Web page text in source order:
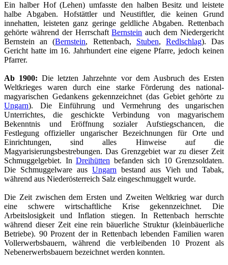
Ein halber Hof (Lehen) umfasste den halben Besitz und leistete
halbe Abgaben. Hofstättler und Neustiftler, die keinen Grund
innehatten, leisteten ganz geringe geldliche Abgaben. Rettenbach
gehörte während der HerrschaftBernstein auch dem Niedergericht
Bernstein an (Bernstein, Rettenbach, Stuben, Redlschlag). Das
Gericht hatte im 16. Jahrhundert eine eigene Pfarre, jedoch keinen
Pfarrer.
Ab 1900: Die letzten Jahrzehnte vor dem Ausbruch des Ersten
Weltkrieges waren durch eine starke Förderung des national-
magyarischen Gedankens gekennzeichnet (das Gebiet gehörte zu
Ungarn). Die Einführung und Vermehrung des ungarischen
Unterrichtes, die geschickte Verbindung von magyarischem
Bekenntnis und Eröffnung sozialer Aufstiegschancen, die
Festlegung offizieller ungarischer Bezeichnungen für Orte und
Einrichtungen, sind alles Hinweise auf die
Magyarisierungsbestrebungen. Das Grenzgebiet war zu dieser Zeit
Schmuggelgebiet. In Dreihütten befanden sich 10 Grenzsoldaten.
Die Schmuggelware aus Ungarn bestand aus Vieh und Tabak,
während aus Niederösterreich Salz eingeschmuggelt wurde.
Die Zeit zwischen dem Ersten und Zweiten Weltkrieg war durch
eine schwere wirtschaftliche Krise gekennzeichnet. Die
Arbeitslosigkeit und Inflation stiegen. In Rettenbach herrschte
während dieser Zeit eine rein bäuerliche Struktur (kleinbäuerliche
Betriebe). 90 Prozent der in Rettenbach lebenden Familien waren
Vollerwerbsbauern, während die verbleibenden 10 Prozent als
Nebenerwerbsbauern bezeichnet werden konnten.